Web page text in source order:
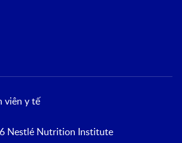
viên y tế
Nestlé Nutrition Institute